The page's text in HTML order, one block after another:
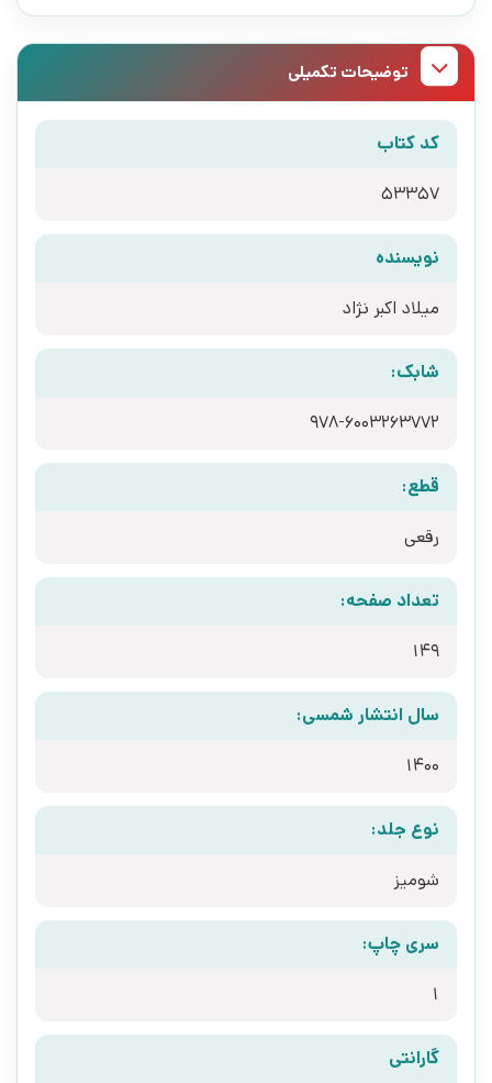
توضیحات تکمیلی
کد کتاب
53357
نویسنده
میلاد اکبر نژاد
شابک:
978-6003263772
قطع:
رقعی
تعداد صفحه:
149
سال انتشار شمسی:
1400
نوع جلد:
شومیز
سری چاپ:
1
گارانتی